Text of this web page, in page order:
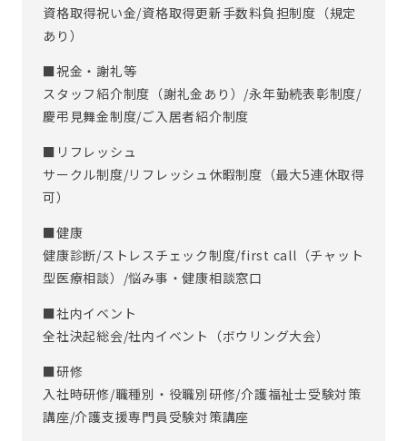
資格取得祝い金/資格取得更新手数料負担制度（規定
あり）
■祝金・謝礼等
スタッフ紹介制度（謝礼金あり）/永年勤続表彰制度/
慶弔見舞金制度/ご入居者紹介制度
■リフレッシュ
サークル制度/リフレッシュ休暇制度（最大5連休取得
可）
■健康
健康診断/ストレスチェック制度/first call（チャット
型医療相談）/悩み事・健康相談窓口
■社内イベント
全社決起総会/社内イベント（ボウリング大会）
■研修
入社時研修/職種別・役職別研修/介護福祉士受験対策
講座/介護支援専門員受験対策講座